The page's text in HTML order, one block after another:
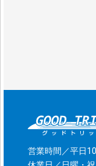
営業時間／平日